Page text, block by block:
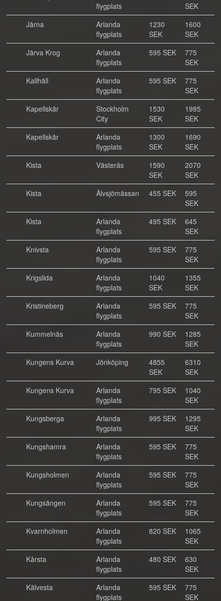
flygplats
SEK
Järna
Arlanda
flygplats
1230
SEK
1600
SEK
Järva Krog
Arlanda
flygplats
595 SEK
775
SEK
Kallhäll
Arlanda
flygplats
595 SEK
775
SEK
Kapellskär
Stockholm
City
1530
SEK
1985
SEK
Kapellskär
Arlanda
flygplats
1300
SEK
1690
SEK
Kista
Västerås
1590
SEK
2070
SEK
Kista
Älvsjömässan 455 SEK
595
SEK
Kista
Arlanda
flygplats
495 SEK
645
SEK
Knivsta
Arlanda
flygplats
595 SEK
775
SEK
Krigslida
Arlanda
flygplats
1040
SEK
1355
SEK
Kristineberg
Arlanda
flygplats
595 SEK
775
SEK
Kummelnäs
Arlanda
flygplats
990 SEK
1285
SEK
Kungens Kurva
Jönköping
4855
SEK
6310
SEK
Kungens Kurva
Arlanda
flygplats
795 SEK
1040
SEK
Kungsberga
Arlanda
flygplats
995 SEK
1295
SEK
Kungshamra
Arlanda
flygplats
595 SEK
775
SEK
Kungsholmen
Arlanda
flygplats
595 SEK
775
SEK
Kungsängen
Arlanda
flygplats
595 SEK
775
SEK
Kvarnholmen
Arlanda
flygplats
820 SEK
1065
SEK
Kårsta
Arlanda
flygplats
480 SEK
630
SEK
Kälvesta
Arlanda
flygplats
595 SEK
775
SEK